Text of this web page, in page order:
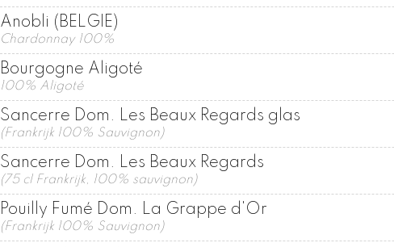
Anobli (BELGIE)
Chardonnay 100%
Bourgogne Aligoté
100% Aligoté
Sancerre Dom. Les Beaux Regards glas
(Frankrijk 100% Sauvignon)
Sancerre Dom. Les Beaux Regards
(75 cl Frankrijk, 100% sauvignon)
Pouilly Fumé Dom. La Grappe d'Or
(Frankrijk 100% Sauvignon)